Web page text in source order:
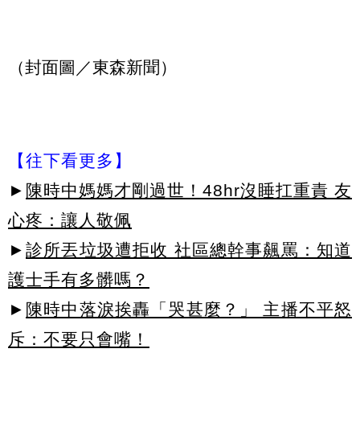
（封面圖／東森新聞）
【往下看更多】
► 陳時中媽媽才剛過世！48hr沒睡扛重責 友
心疼：讓人敬佩
► 診所丟垃圾遭拒收 社區總幹事飆罵：知道
護士手有多髒嗎？
► 陳時中落淚挨轟「哭甚麼？」 主播不平怒
斥：不要只會嘴！